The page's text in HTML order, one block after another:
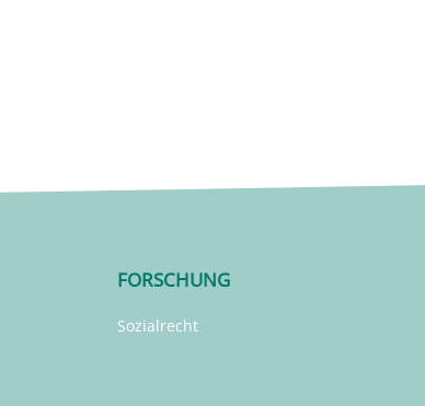
FORSCHUNG
Sozialrecht